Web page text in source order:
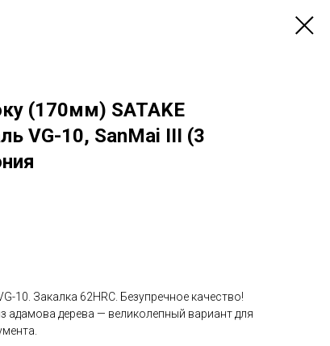
(170мм) SATAKE
VG-10, SanMai III (3
10. Закалка 62HRC. Безупречное качество!
адамова дерева — великолепный вариант для